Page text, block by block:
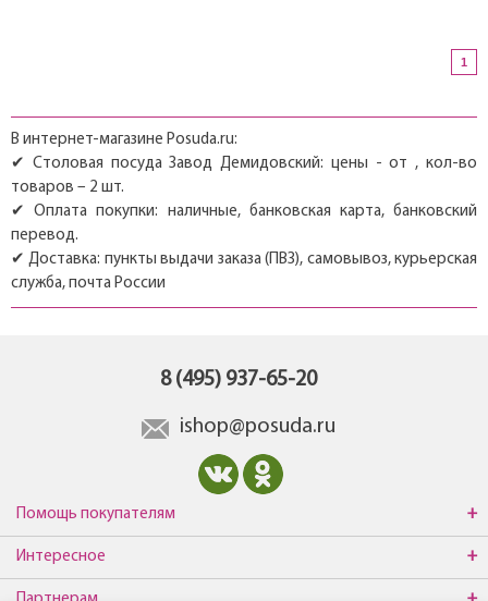
1
В интернет-магазине Posuda.ru:
✔ Столовая посуда Завод Демидовский: цены - от , кол-во
товаров – 2 шт.
✔ Оплата покупки: наличные, банковская карта, банковский
перевод.
✔ Доставка: пункты выдачи заказа (ПВЗ), самовывоз, курьерская
служба, почта России
8 (495) 937-65-20
ishop@posuda.ru
Помощь покупателям
Интересное